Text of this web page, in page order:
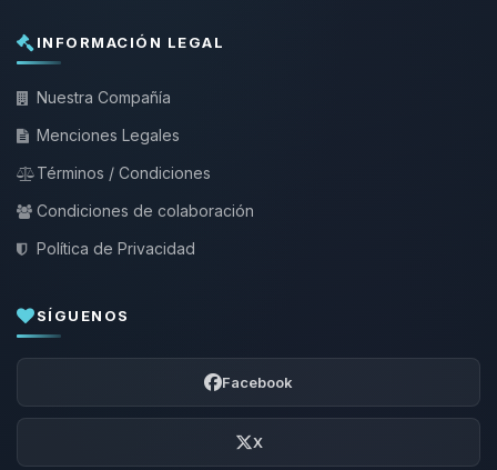
INFORMACIÓN LEGAL
Nuestra Compañía
Menciones Legales
Términos / Condiciones
Condiciones de colaboración
Política de Privacidad
SÍGUENOS
Facebook
X